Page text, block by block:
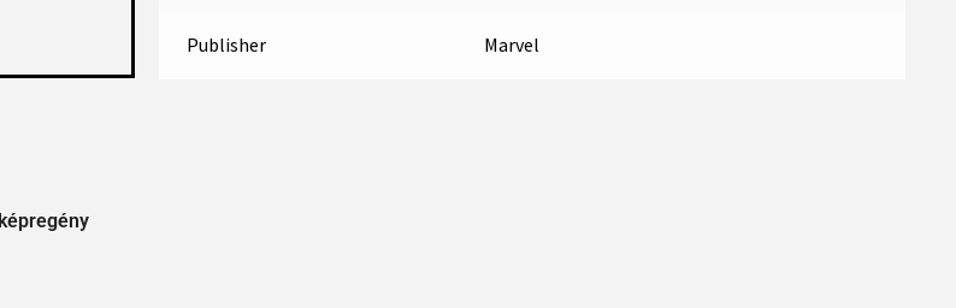
Publisher Marvel